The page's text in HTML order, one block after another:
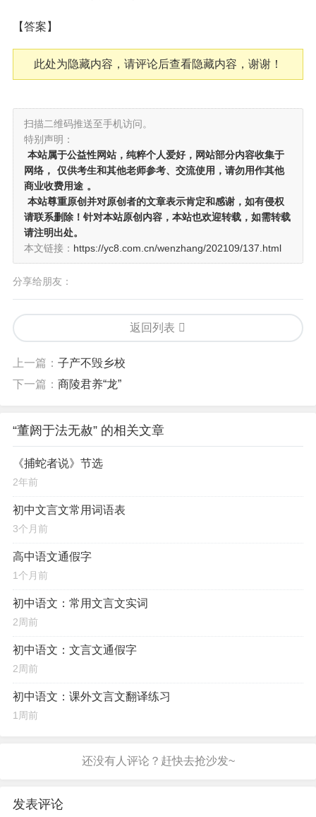
【答案】
此处为隐藏内容，请评论后查看隐藏内容，谢谢！
扫描二维码推送至手机访问。
特别声明：
本站属于公益性网站，纯粹个人爱好，网站部分内容收集于
网络，
仅供考生和其他老师参考、交流使用，请勿用作其他
商业收费用途 。
本站尊重原创并对原创者的文章表示肯定和感谢，如有侵权
请联系删除！针对本站原创内容，本站也欢迎转载，如需转载
请注明出处。
本文链接： https://yc8.com.cn/wenzhang/202109/137.html
分享给朋友：
返回列表
上一篇： 子产不毁乡校
下一篇： 商陵君养“龙”
“董阏于法无赦” 的相关文章
《捕蛇者说》节选
2年前
初中文言文常用词语表
3个月前
高中语文通假字
1个月前
初中语文：常用文言文实词
2周前
初中语文：文言文通假字
2周前
初中语文：课外文言文翻译练习
1周前
发表评论